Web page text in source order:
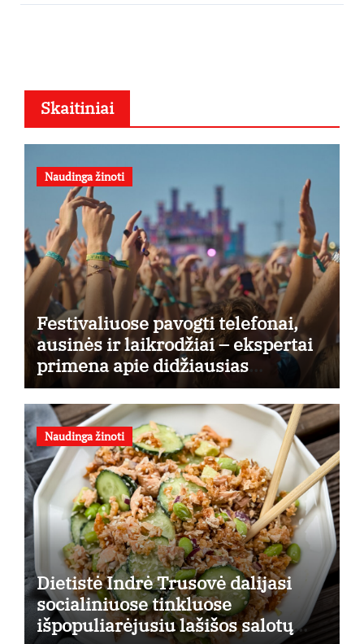
Skaitiniai
Naudinga žinoti
Festivaliuose pavogti telefonai,
ausinės ir laikrodžiai – ekspertai
primena apie didžiausias
finansines rizikas
Naudinga žinoti
Dietistė Indrė Trusovė dalijasi
socialiniuose tinkluose
išpopuliarėjusiu lašišos salotų